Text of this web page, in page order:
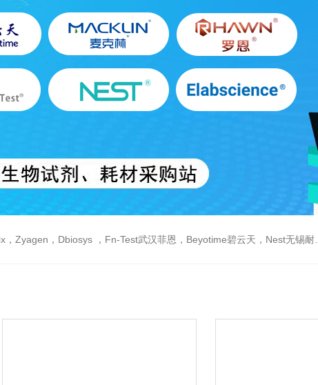
Fn-Test武汉菲恩，Beyotime碧云天，Nest无锡耐思，Elabscience伊莱瑞特，Macklin麦克林生物，Cobioer科佰生物